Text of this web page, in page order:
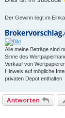
Der Gewinn liegt im
Alle meine Beträge sind
Sinne des
Verkauf von
Hinweis auf mögliche
privaten Depot enthalten
Antworten